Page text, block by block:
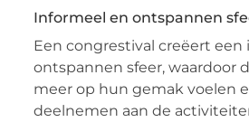
Informeel en ontspannen
Een congrestival creëert een
ontspannen sfeer, waardoor
meer op hun gemak voelen
deelnemen aan de